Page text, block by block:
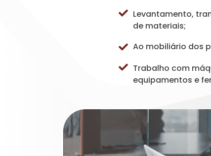
Levantamento,
de materiais;
Ao mobiliário dos
Trabalho com
equipamentos e